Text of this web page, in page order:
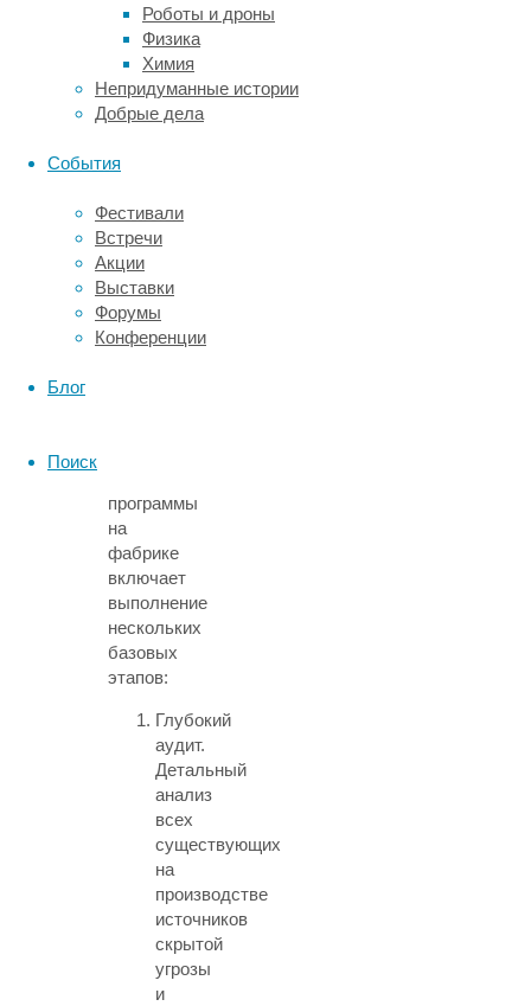
Роботы и дроны
Физика
Химия
Непридуманные истории
Добрые дела
События
Фестивали
Встречи
Акции
Выставки
Форумы
Конференции
Блог
Поиск
начала
манипуляций.
Это
визуальное
предупреждение
остальному
о
том,
что
на
линии
ведутся
программы
на
фабрике
включает
выполнение
нескольких
базовых
этапов:
Глубокий
аудит.
Детальный
анализ
всех
существующих
на
производстве
источников
скрытой
угрозы
и